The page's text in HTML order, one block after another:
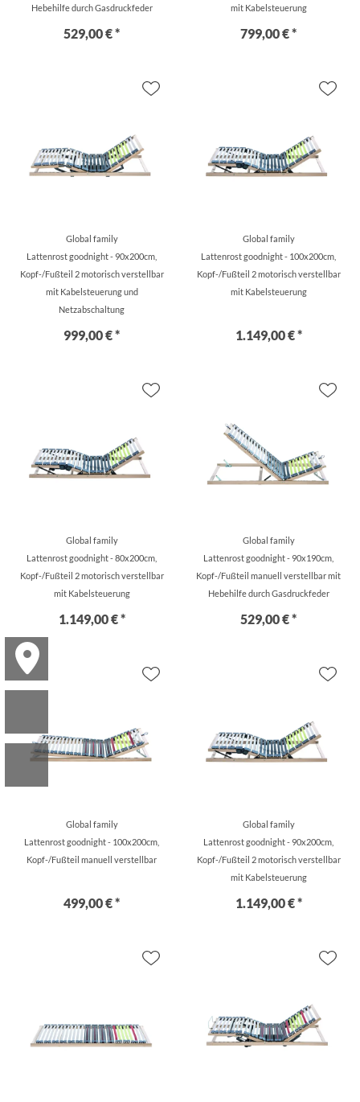
Hebehilfe durch Gasdruckfeder
529,00 € *
mit Kabelsteuerung
799,00 € *
Global family
Lattenrost goodnight - 90x200cm,
Kopf-/Fußteil 2 motorisch verstellbar
mit Kabelsteuerung und
Netzabschaltung
999,00 € *
Global family
Lattenrost goodnight - 100x200cm,
Kopf-/Fußteil 2 motorisch verstellbar
mit Kabelsteuerung
1.149,00 € *
Global family
Lattenrost goodnight - 80x200cm,
Kopf-/Fußteil 2 motorisch verstellbar
mit Kabelsteuerung
1.149,00 € *
Global family
Lattenrost goodnight - 90x190cm,
Kopf-/Fußteil manuell verstellbar mit
Hebehilfe durch Gasdruckfeder
529,00 € *
Global family
Lattenrost goodnight - 100x200cm,
Kopf-/Fußteil manuell verstellbar
499,00 € *
Global family
Lattenrost goodnight - 90x200cm,
Kopf-/Fußteil 2 motorisch verstellbar
mit Kabelsteuerung
1.149,00 € *